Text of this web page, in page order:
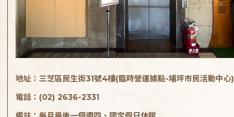
地址：三芝區民生街31號4樓(臨時營運據點-埔坪市民活動中心)
電話：(02) 2636-2331